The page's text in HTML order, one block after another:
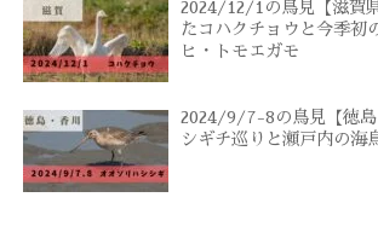
2024/12/1の鳥見【滋賀
たコハクチョウと今季初
ヒ・トモエガモ
2024/9/7-8の鳥見【徳島
シギチ巡りと瀬戸内の海